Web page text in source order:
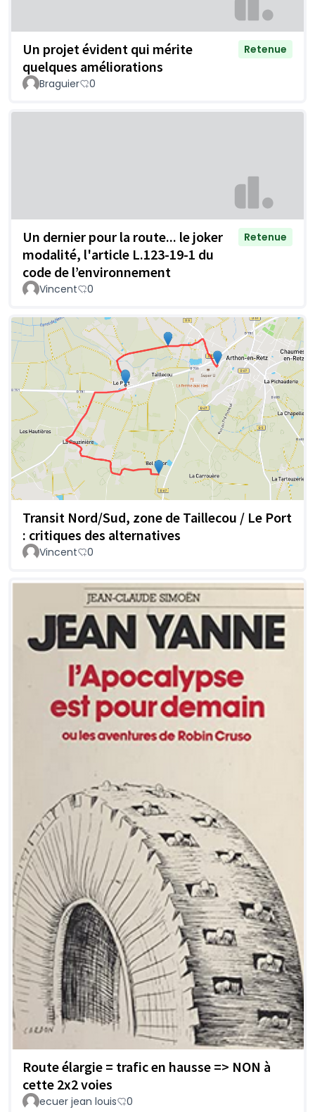
Un projet évident qui mérite
quelques améliorations
Retenue
Braguier 0
Un dernier pour la route... le joker
modalité, l'article L.123-19-1 du
code de l’environnement
Retenue
Vincent 0
Transit Nord/Sud, zone de Taillecou / Le Port
: critiques des alternatives
Vincent 0
Route élargie = trafic en hausse => NON à
cette 2x2 voies
ecuer jean louis 0